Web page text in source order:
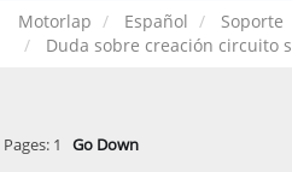
Motorlap Español
Soporte
Duda sobre creación circuito
Pages: 1 Go Down